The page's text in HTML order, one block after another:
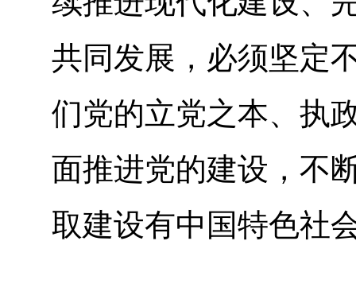
共同发展，必须坚定
们党的立党之本、执
面推进党的建设，不
取建设有中国特色社